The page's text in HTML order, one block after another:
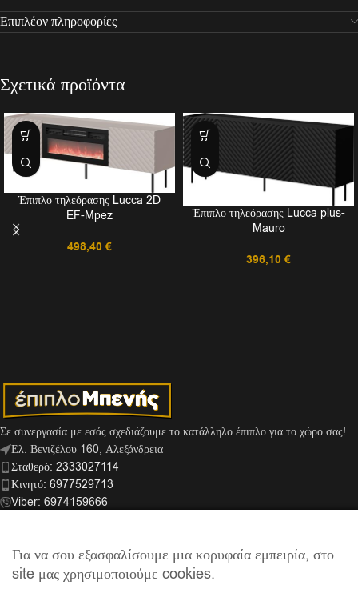
Επιπλέον πληροφορίες
Σχετικά προϊόντα
Έπιπλο τηλεόρασης Lucca 2D
EF-Mpez
498,40 €
Έπιπλο τηλεόρασης Lucca plus-
Mauro
396,10 €
Σε συνεργασία με εσάς σχεδιάζουμε το κατάλληλο έπιπλο για το χώρο σας!
Ελ. Βενιζέλου 160, Αλεξάνδρεια
Σταθερό: 2333027114
Κινητό: 6977529713
Viber: 6974159666
ΣΎΝΔΕΣΜΟΙ
Για να σου εξασφαλίσουμε μια κορυφαία εμπειρία, στο
site μας χρησιμοποιούμε cookies.